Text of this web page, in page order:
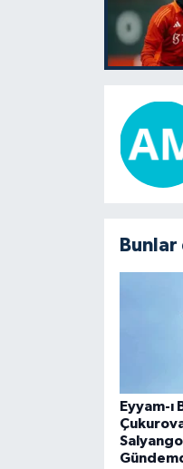
Eyyam-ı